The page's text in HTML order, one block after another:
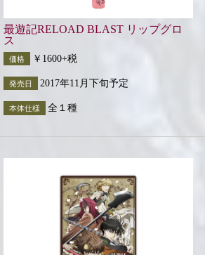
最遊記RELOAD BLAST リップグロ
ス
価格 ￥1600+税
発売日 2017年11月下旬予定
本体仕様 全１種